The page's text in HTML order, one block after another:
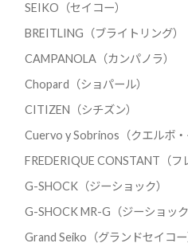
SEIKO（セイコー）
BREITLING（ブライトリング）
CAMPANOLA（カンパノラ）
Chopard（ショパール）
CITIZEN（シチズン）
Cuervo y Sobrinos（クエルボ・
FREDERIQUE CONSTANT（フ
G-SHOCK（ジーショック）
G-SHOCK MR-G（ジーショッ
Grand Seiko（グランドセイコー